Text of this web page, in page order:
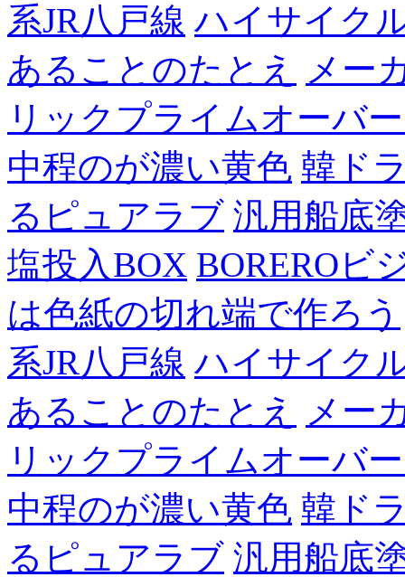
系JR八戸線 ハイサイク
あることのたとえ
メー
リックプライムオーバ
中程のが濃い黄色 韓ド
るピュアラブ 汎用船底
塩投入BOX BOREROビ
は色紙の切れ端で作ろう
系JR八戸線 ハイサイク
あることのたとえ
メー
リックプライムオーバ
中程のが濃い黄色 韓ド
るピュアラブ 汎用船底